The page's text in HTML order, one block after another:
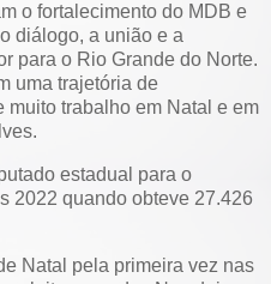
o fortalecimento do MDB e
diálogo, a união e a
para o Rio Grande do Norte.
uma trajetória de
muito trabalho em Natal e em
estadual para o
2022 quando obteve 27.426
Natal pela primeira vez nas